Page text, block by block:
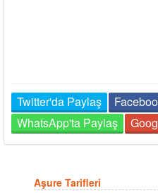
Twitter'da Paylaş
WhatsApp'ta Paylaş
Aşure Tarifleri